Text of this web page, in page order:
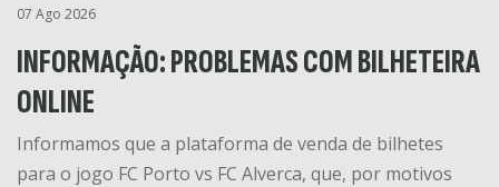
07 Ago 2026
INFORMAÇÃO: PROBLEMAS COM BILHETEIRA
ONLINE
Informamos que a plataforma de venda de bilhetes
para o jogo FC Porto vs FC Alverca, que, por motivos